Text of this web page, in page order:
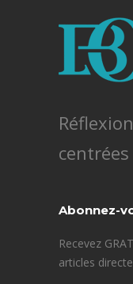
Abonnez-
Recevez
articles